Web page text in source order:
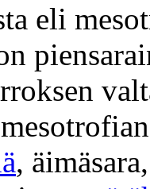
eli
,